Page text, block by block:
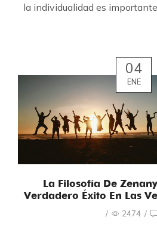
la individualidad es importante
04
ENE
La Filosofía De
Verdadero Éxito En Las
/ 2474 /